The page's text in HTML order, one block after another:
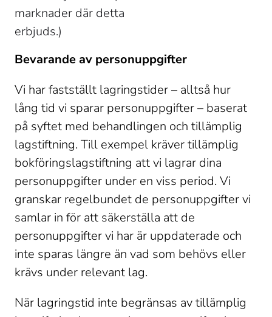
marknader där detta
erbjuds.)
Bevarande av personuppgifter
Vi har fastställt lagringstider – alltså hur
lång tid vi sparar personuppgifter – baserat
på syftet med behandlingen och tillämplig
lagstiftning. Till exempel kräver tillämplig
bokföringslagstiftning att vi lagrar dina
personuppgifter under en viss period. Vi
granskar regelbundet de personuppgifter vi
samlar in för att säkerställa att de
personuppgifter vi har är uppdaterade och
inte sparas längre än vad som behövs eller
krävs under relevant lag.
När lagringstid inte begränsas av tillämplig